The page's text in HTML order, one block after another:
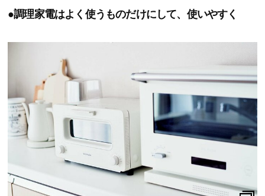
●調理家電はよく使うものだけにして、使いやすく